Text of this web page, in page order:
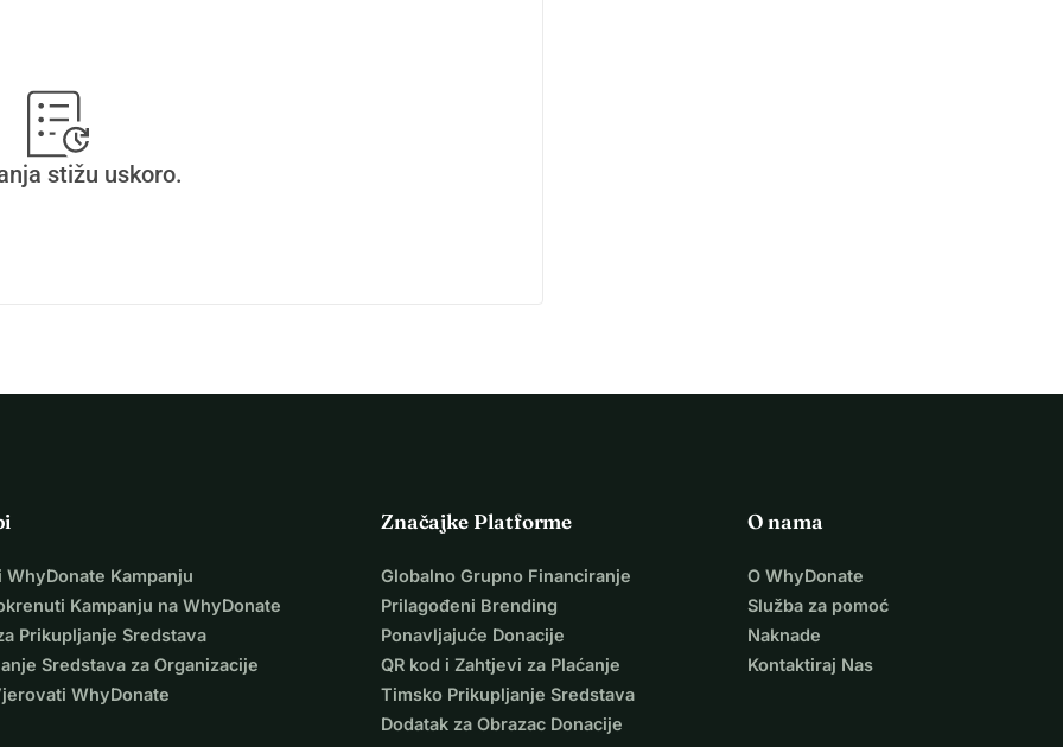
stižu uskoro.
WhyDonate Kampanju
Kampanju na WhyDonate
Prikupljanje Sredstava
Sredstava za Organizacije
WhyDonate
Značajke Platforme
Globalno Grupno Financiranje
Prilagođeni Brending
Ponavljajuće Donacije
QR kod i Zahtjevi za Plaćanje
Timsko Prikupljanje Sredstava
Dodatak za Obrazac Donacije
O nama
O WhyDonate
Služba za pomoć
Naknade
Kontaktiraj Nas